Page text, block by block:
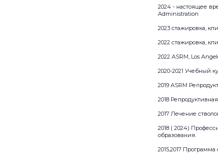
2024 - настоящее
Administration
2023 стажировка,
2022 стажировка,
2022 ASRM, Los
2020-2021 Учебный
2019 ASRM
2018
2017 Лечение
2018 ( 2024)
образования.
2015,2017